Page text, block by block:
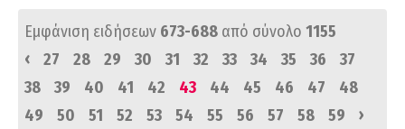
Εμφάνιση ειδήσεων 673-688 από σύνολο 1155
‹
27 28 29 30 31 32 33 34 35 36
37
38
39 40 41 42 43 44 45 46 47
48
49
50 51 52 53 54 55 56 57 58 59 ›